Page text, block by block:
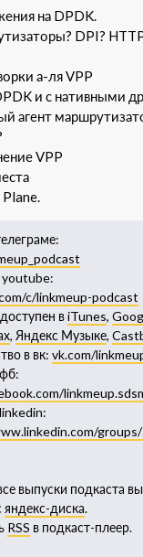
на DPDK.
DPI?
а-ля VPP
и с нативными
агент
VPP
youtube:
c/linkmeup-podcast
вiTunes,
, Яндекс Музыке,
в вк: vk.com/
выпуски подкаста вы
яндекс-диска.
RSS в подкаст-плеер.